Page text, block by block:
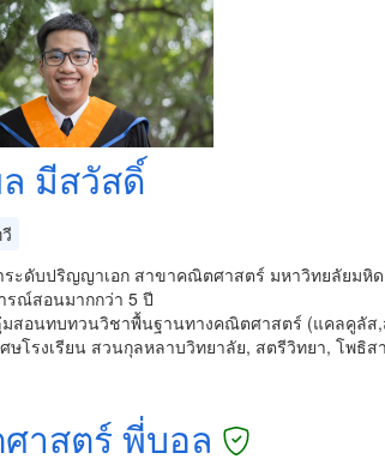
มีสวัสดิ์
ระดับปริญญาเอก สาขาคณิตศาสตร์ มหาวิทยลัยมหิ
รณ์สอนมากกว่า 5 ปี
มสอนทบทวนวิชาพื้นฐานทางคณิตศาสตร์ (แคลคูลั
ศษโรงเรียน สวนกุลหลาบวิทยาลัย, สตรีวิทยา, โพธิส
าสตร์ พี่บอล